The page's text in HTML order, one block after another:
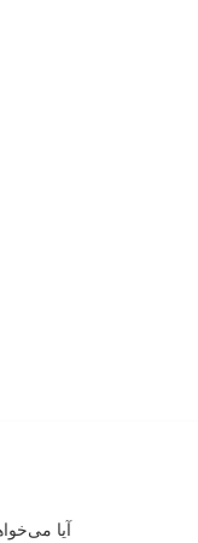
occurred while loading
آیا